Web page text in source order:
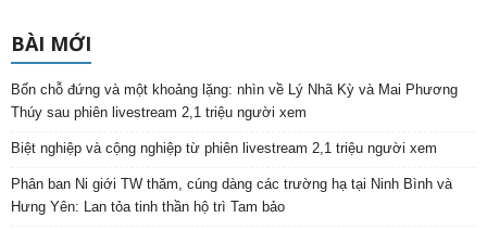
BÀI MỚI
Bốn chỗ đứng và một khoảng lặng: nhìn về Lý Nhã Kỳ và Mai Phương
Thúy sau phiên livestream 2,1 triệu người xem
Biệt nghiệp và cộng nghiệp từ phiên livestream 2,1 triệu người xem
Phân ban Ni giới TW thăm, cúng dàng các trường hạ tại Ninh Bình và
Hưng Yên: Lan tỏa tinh thần hộ trì Tam bảo